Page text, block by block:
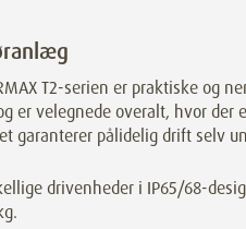
T2-serien er praktiske og
er velegnede overalt, hvor
garanterer pålidelig drift selv
drivenheder i IP65/68-